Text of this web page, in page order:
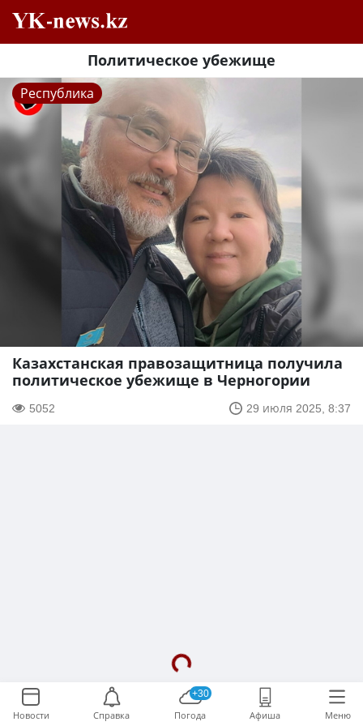
Политическое убежище
Республика
Казахстанская правозащитница получила
политическое убежище в Черногории
5052 29 июля 2025, 8:37
Новости Справка
+30
Погода Афиша Меню